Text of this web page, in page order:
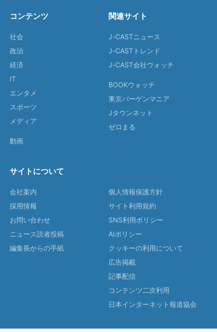
コンテンツ
社会
政治
経済
IT
エンタメ
スポーツ
メディア
動画
関連サイト
J-CASTニュース
J-CASTトレンド
J-CAST会社ウォッチ
BOOKウォッチ
東京バーゲンマニア
Jタウンネット
ゼロまる
サイトについて
会社案内
採用情報
お問い合わせ
ニュース読者投稿
編集長からの手紙
個人情報保護方針
サイト利用規約
SNS利用ポリシー
AIポリシー
クッキーの利用について
広告掲載
記事配信
コンテンツ二次利用
日本インターネット報道協会